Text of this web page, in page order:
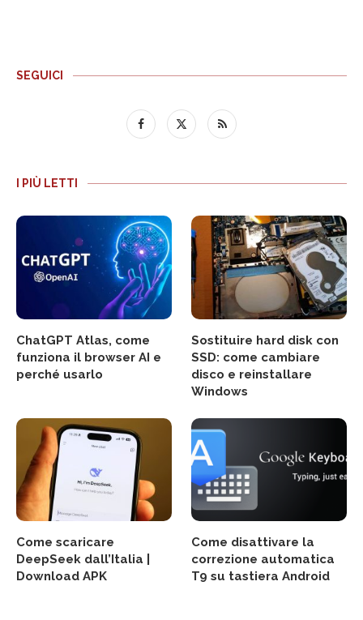
SEGUICI
I PIÙ LETTI
ChatGPT Atlas, come
funziona il browser AI e
perché usarlo
Sostituire hard disk con
SSD: come cambiare
disco e reinstallare
Windows
Come scaricare
DeepSeek dall’Italia |
Download APK
Come disattivare la
correzione automatica
T9 su tastiera Android